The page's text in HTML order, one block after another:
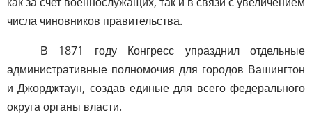
числа чиновников правительства.
В 1871 году Конгресс упразднил отдельные
административные полномочия для городов Вашингтон
и Джорджтаун, создав единые для всего федерального
округа органы власти.